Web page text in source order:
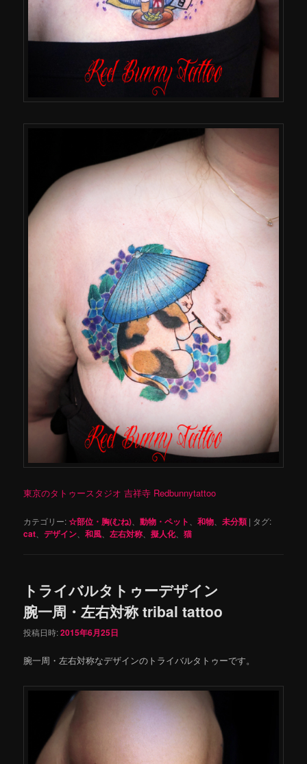
東京のタトゥースタジオ 吉祥寺 Redbunnytattoo
カテゴリー:☆部位・胸(むね) 、動物・ペット 、和物 、未分類 | タグ:
cat 、デザイン 、和風 、左右対称 、擬人化、猫
トライバルタトゥーデザイン
腕一周・左右対称 tribal tattoo
投稿日時:2015年6月25日
腕一周・左右対称なデザインのトライバルタトゥーです。